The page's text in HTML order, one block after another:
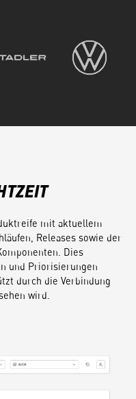
mit aktuellem
Releases sowie der
Dies
und Priorisierungen
durch die Verbindung
wird.